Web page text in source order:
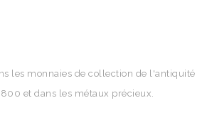
les monnaies de collection de l'antiquité
et dans les métaux précieux.